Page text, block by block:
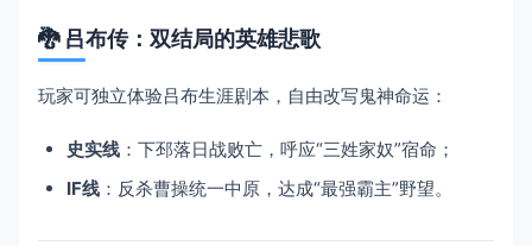
🐉 ​ ​吕布传：双结局的英雄悲歌​
玩家可独立体验吕布生涯剧本，自由改写鬼神命运：
​史实线​ ​：下邳落日战败亡，呼应“三姓家奴”宿命；
​IF线​ ​：反杀曹操统一中原，达成“最强霸主”野望。